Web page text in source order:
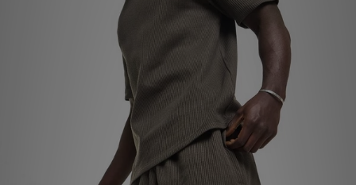
Bestelling traceren